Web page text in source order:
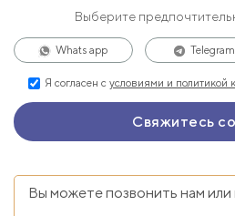
Выберите
Whats app Telegram
Я согласен с условиями и политикой
Вы можете позвонить нам или